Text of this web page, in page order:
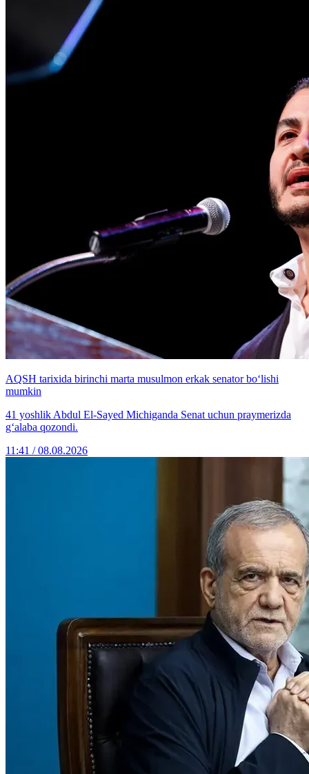
AQSH tarixida birinchi marta musulmon erkak senator bo‘lishi
mumkin
41 yoshlik Abdul El-Sayed Michiganda Senat uchun praymerizda
g‘alaba qozondi.
11:41 / 08.08.2026